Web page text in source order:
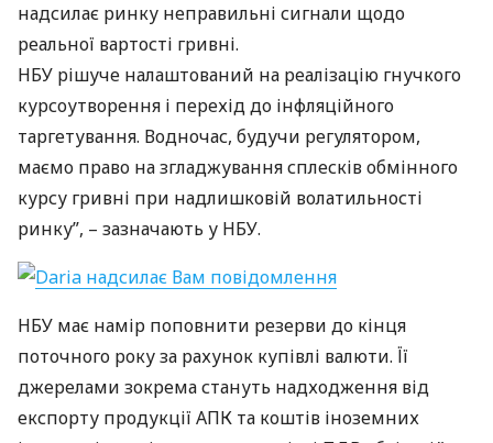
надсилає ринку неправильні сигнали щодо
реальної вартості гривні.
НБУ рішуче налаштований на реалізацію гнучкого
курсоутворення і перехід до інфляційного
таргетування. Водночас, будучи регулятором,
маємо право на згладжування сплесків обмінного
курсу гривні при надлишковій волатильності
ринку”, – зазначають у НБУ.
НБУ має намір поповнити резерви до кінця
поточного року за рахунок купівлі валюти. Її
джерелами зокрема стануть надходження від
експорту продукції АПК та коштів іноземних